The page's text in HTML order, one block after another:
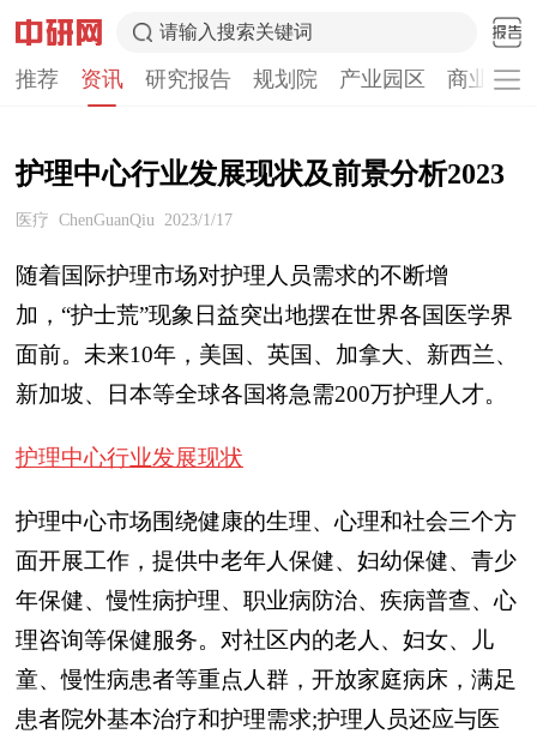
请输入搜索关键词
推荐 资讯 研究报告 规划院 产业园区 商业计
护理中心行业发展现状及前景分析2023
医疗 ChenGuanQiu 2023/1/17
随着国际护理市场对护理人员需求的不断增
加，“护士荒”现象日益突出地摆在世界各国医学界
面前。未来10年，美国、英国、加拿大、新西兰、
新加坡、日本等全球各国将急需200万护理人才。
护理中心行业发展现状
护理中心市场围绕健康的生理、心理和社会三个方
面开展工作，提供中老年人保健、妇幼保健、青少
年保健、慢性病护理、职业病防治、疾病普查、心
理咨询等保健服务。对社区内的老人、妇女、儿
童、慢性病患者等重点人群，开放家庭病床，满足
患者院外基本治疗和护理需求;护理人员还应与医